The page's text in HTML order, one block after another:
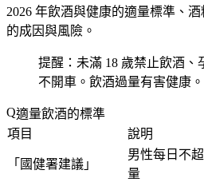
2026 年飲酒與健康的適量標準、
的成因與風險。
提醒：未滿 18 歲禁止飲酒、
不開車。飲酒過量有害健康。
適量飲酒的標準
項目
說明
「 國健署建議 」
男性每日不
量